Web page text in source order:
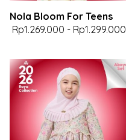
Nola Bloom For Teens
Rp1.269.000 - Rp1.299.000